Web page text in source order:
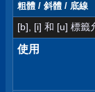
粗體 / 斜體 / 底線
[b], [i] 和 [u] 標籤
使用